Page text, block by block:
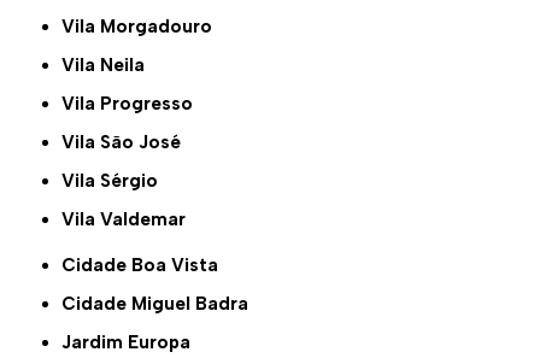
Vila Morgadouro
Vila Neila
Vila Progresso
Vila São José
Vila Sérgio
Vila Valdemar
Cidade Boa Vista
Cidade Miguel Badra
Jardim Europa